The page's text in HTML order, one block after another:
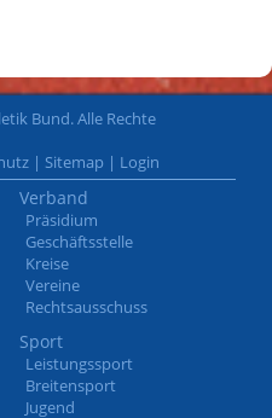
Bund. Alle Rechte
| Sitemap | Login
Verband
Präsidium
Geschäftsstelle
Kreise
Vereine
Rechtsausschuss
Sport
Leistungssport
Breitensport
Jugend